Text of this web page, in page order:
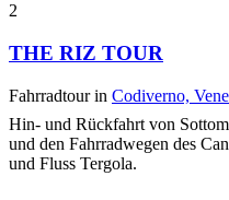
2
THE RIZ TOUR
Fahrradtour in Codiverno,
Hin- und Rückfahrt von
und den Fahrradwegen des
und Fluss Tergola.